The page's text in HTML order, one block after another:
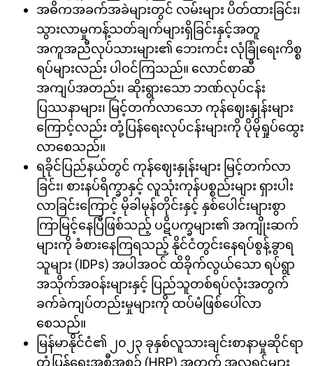
အဓိကအခက်အခဲများတွင် လမ်းများ ပိတ်ထားခြင်း၊
သွားလာမှုကန့်သတ်ချက်များရှိခြင်းနှင့်အတူ
အကူအညီလုပ်သားများ၏ ဘေးကင်း လုံခြုံရေးကိစ္စ
ရပ်များလည်း ပါဝင်ကြသည်။ လောင်စာဆီ
အကျပ်အတည်း၊ ဆိုးရွားသော ဘဏ်လုပ်ငန်း
ပြဿနာများ၊ မြင့်တက်လာသော ကုန်ဈေးနှုန်းများ
ကြောင့်လည်း တုံ့ပြန်ရေးလုပ်ငန်းများကို ပိုမိုရှုပ်ထွေး
လာစေသည်။
ရခိုင်ပြည်နယ်တွင် ကုန်ဈေးနှုန်းများ မြင့်တက်လာ
ခြင်း၊ စားနပ်ရိက္ခာနှင့် လူသုံးကုန်ပစ္စည်းများ ရှားပါး
လာခြင်းကြောင့် မိုခါမုန်တိုင်းနှင့် နှစ်ပေါင်းများစွာ
ကြာမြင့်နေပြီဖြစ်သည့် ပဋိပက္ခများ၏ အကျိုးဆက်
များကို ခံစားနေကြရသည့် နိုင်ငံတွင်းနေရပ်စွန့်ခွာရ
သူများ (IDPs) အပါအဝင် ထိခိုက်လွယ်သော ရပ်ရွာ
အသိုက်အဝန်းများနှင့် ပြည်သူတစ်ရပ်လုံးအတွက်
ခက်ခဲကျပ်တည်းမှုများကို ထပ်မံဖြစ်ပေါ်လာ
စေသည်။
မြန်မာနိုင်ငံ၏ ၂၀၂၃ ခုနှစ်လူသားချင်းစာနာမှုဆိုင်ရာ
တုံ့ပြန်ရေးအစီအစဉ် (HRP) အတွက် အလှူရှင်များ